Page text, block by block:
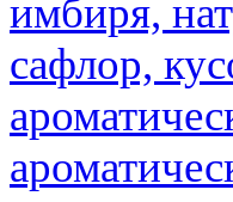
имбиря,
сафлор,